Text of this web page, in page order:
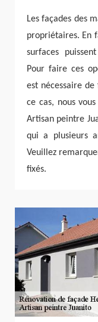
Les façades des
propriétaires. En
surfaces
Pour faire ces
est nécessaire
ce cas, nous
Artisan peintre
qui a plusieurs
Veuillez
fixés.